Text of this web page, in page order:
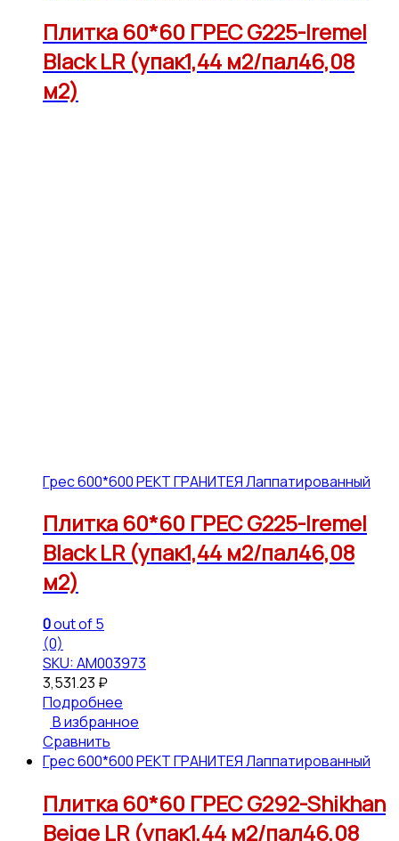
Плитка 60*60 ГРЕС G225-Iremel
Black LR (упак1,44 м2/пал46,08
м2)
Грес 600*600 РЕКТ ГРАНИТЕЯ Лаппатированный
Плитка 60*60 ГРЕС G225-Iremel
Black LR (упак1,44 м2/пал46,08
м2)
0out of 5
(0)
SKU: АМ003973
3,531.23 ₽
Подробнее
В избранное
Сравнить
Грес 600*600 РЕКТ ГРАНИТЕЯ Лаппатированный
Плитка 60*60 ГРЕС G292-Shikhan
Beige LR (упак1,44 м2/пал46,08